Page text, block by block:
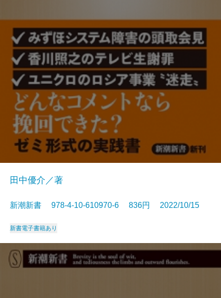
田中優介／著
新潮新書 978-4-10-610970-6 836円 2022/10/15
新書電子書籍あり